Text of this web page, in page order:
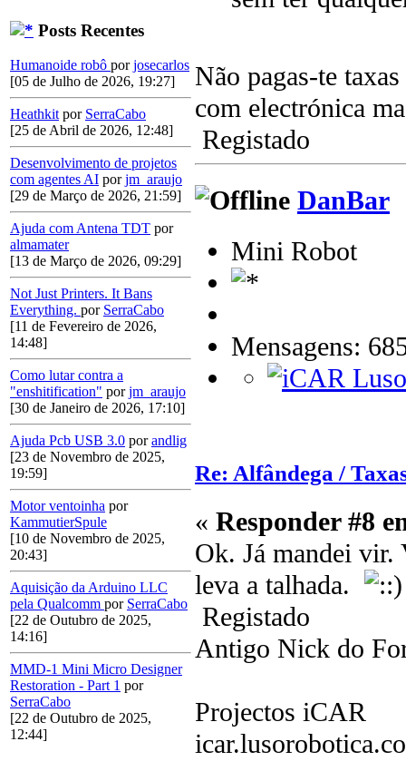
Posts Recentes
Humanoide robô porjosecarlos
[05 de Julho de 2026, 19:27]
Heathkit por SerraCabo
[25 de Abril de 2026, 12:48]
Desenvolvimento de projetos
com agentes AI porjm_araujo
[29 de Março de 2026, 21:59]
Ajuda com Antena TDT por
almamater
[13 de Março de 2026, 09:29]
Not Just Printers. It Bans
Everything. por SerraCabo
[11 de Fevereiro de 2026,
14:48]
Como lutar contra a
"enshitification" porjm_araujo
[30 de Janeiro de 2026, 17:10]
Ajuda Pcb USB 3.0 porandlig
[23 de Novembro de 2025,
19:59]
Motor ventoinha por
KammutierSpule
[10 de Novembro de 2025,
20:43]
Aquisição da Arduino LLC
pela Qualcomm por SerraCabo
[22 de Outubro de 2025,
14:16]
MMD-1 Mini Micro Designer
Restoration - Part 1 por
SerraCabo
[22 de Outubro de 2025,
12:44]
Não pagas-te
com electrónica
Registado
DanBar
Mini Robot
Mensagens:
Re: Alfândega /
« Responder #8
Ok. Já mandei vir.
leva a talhada.
Registado
Antigo Nick do
Projectos iCAR